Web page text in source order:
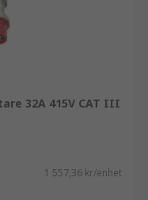
32A 415V CAT III
1 557,36 kr/enhet